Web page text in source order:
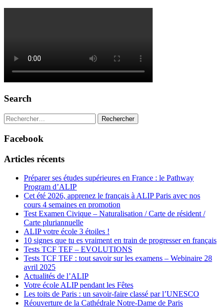
Search
Rechercher :
Facebook
Articles récents
Préparer ses études supérieures en France : le Pathway
Program d’ALIP
Cet été 2026, apprenez le français à ALIP Paris avec nos
cours 4 semaines en promotion
Test Examen Civique – Naturalisation / Carte de résident /
Carte pluriannuelle
ALIP votre école 3 étoiles !
10 signes que tu es vraiment en train de progresser en français
Tests TCF TEF – EVOLUTIONS
Tests TCF TEF : tout savoir sur les examens – Webinaire 28
avril 2025
Actualités de l’ALIP
Votre école ALIP pendant les Fêtes
Les toits de Paris : un savoir-faire classé par l’UNESCO
Réouverture de la Cathédrale Notre-Dame de Paris